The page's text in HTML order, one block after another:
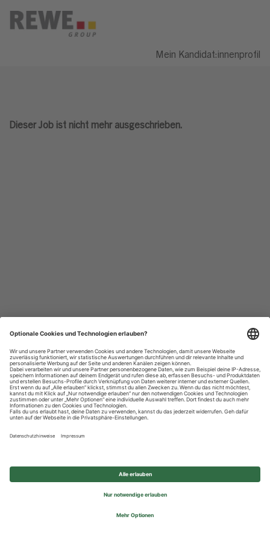
Mein Kandidat:innenprofil
Dieser Job ist nicht mehr ausgeschrieben.
Datenschutzhinweise
Impressum
Privatsphäre-Einstellungen
© 2026 REWE Group - All rights reserved